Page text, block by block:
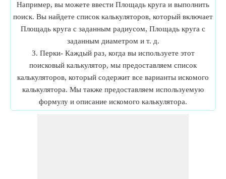
Например, вы можете ввести Площадь круга и выполнить
поиск. Вы найдете список калькуляторов, который включает
Площадь круга с заданным радиусом, Площадь круга с
заданным диаметром и т. д.
3. Перки- Каждый раз, когда вы используете этот
поисковый калькулятор, мы предоставляем список
калькуляторов, который содержит все варианты искомого
калькулятора. Мы также предоставляем используемую
формулу и описание искомого калькулятора.